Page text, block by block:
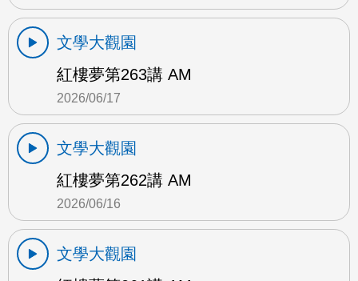
文學大觀園
紅樓夢第263講 AM
2026/06/17
文學大觀園
紅樓夢第262講 AM
2026/06/16
文學大觀園